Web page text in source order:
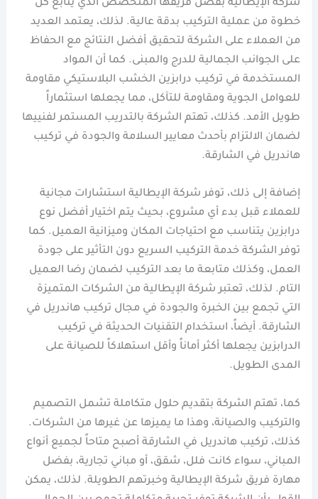
شركة الإيطالية بفضل فريقها المتخصص الذي يتابع كل
خطوة من عملية التركيب بدقة عالية. لذلك، يعتمد العديد
من العملاء على الشركة لتحقيق أفضل النتائج مع الحفاظ
على الجوانب الجمالية للدرج والمبنى. كما أن المواد
المستخدمة في تركيب درابزين الخشب البلاستيكي مقاومة
للعوامل الجوية ومقاومة للتآكل، مما يجعلها استثماراً
طويل الأمد. كذلك، تهتم الشركة بالتدريب المستمر لفنييها
لضمان الالتزام بأحدث معايير السلامة والجودة في تركيب
هاندريل في الشارقة.
إضافة إلى ذلك، توفر شركة الإيطالية استشارات مجانية
للعملاء قبل بدء أي مشروع، بحيث يتم اختيار أفضل نوع
درابزين يتناسب مع احتياجات المكان وميزانية العميل. كما
توفر الشركة خدمة التركيب السريع دون التأثير على جودة
العمل، وكذلك متابعة ما بعد التركيب لضمان رضا العميل
التام. لذلك، تعتبر شركة الإيطالية من الشركات المتميزة
التي تجمع بين الخبرة والجودة في مجال تركيب هاندريل في
الشارقة. أيضاً، استخدام التقنيات الحديثة في تركيب
الدرابزين يجعلها أكثر أماناً وأقل استهلاكاً للصيانة على
المدى الطويل.
كما، تهتم الشركة بتقديم حلول متكاملة تشمل التصميم
والتركيب والصيانة، وهذا ما يميزها عن غيرها من الشركات.
كذلك، تركيب هاندريل في الشارقة أصبح متاحاً لجميع أنواع
المباني، سواء كانت فلل، شقق، أو مباني تجارية، بفضل
مهارة فريق شركة الإيطالية وخبرتهم الطويلة. لذلك، يمكن